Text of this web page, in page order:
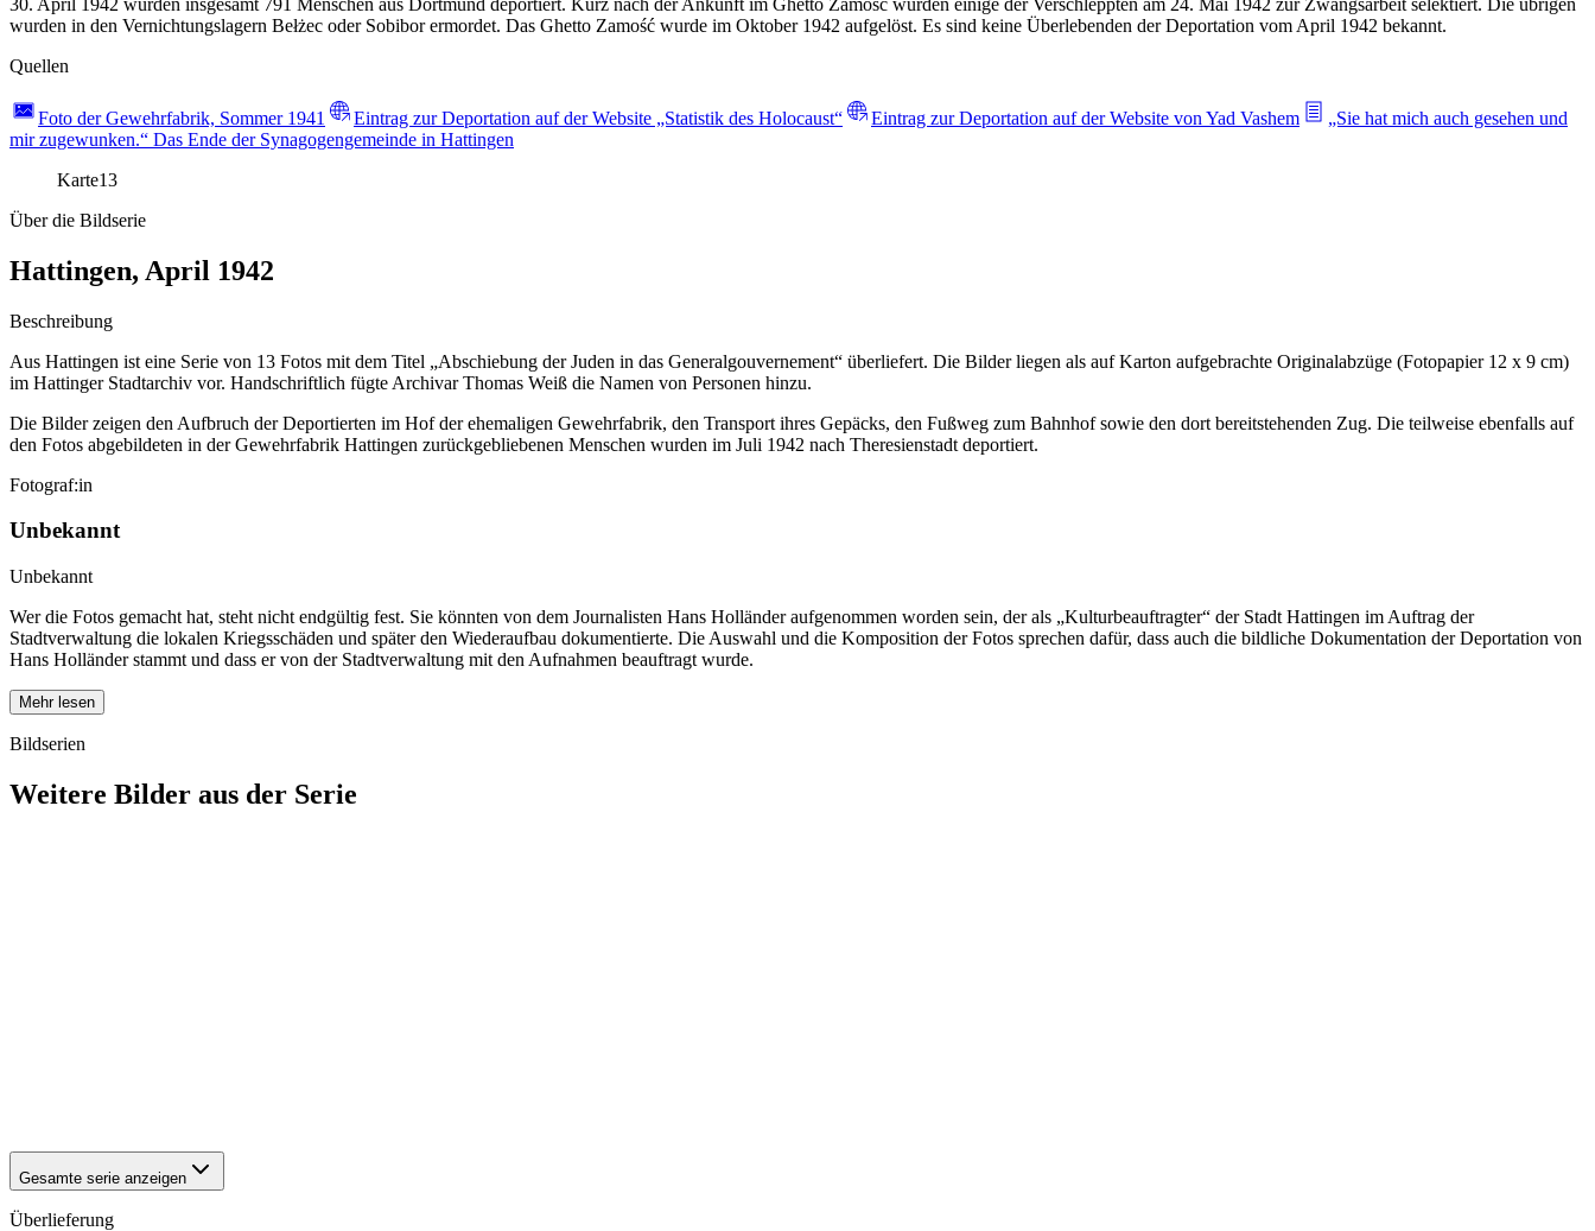
30. April 1942 wurden insgesamt 791 Menschen aus Dortmund deportiert. Kurz nach der Ankunft im Ghetto Zamość wurden einige der Verschleppten am 24. Mai 1942 zur Zwangsarbeit selektiert. Die übrigen
wurden in den Vernichtungslagern Bełżec oder Sobibor ermordet. Das Ghetto Zamość wurde im Oktober 1942 aufgelöst. Es sind keine Überlebenden der Deportation vom April 1942 bekannt.
Quellen
Foto der Gewehrfabrik, Sommer 1941 Eintrag zur Deportation auf der Website „Statistik des Holocaust“ Eintrag zur Deportation auf der Website von Yad Vashem
„Sie hat mich auch gesehen und
mir zugewunken.“ Das Ende der Synagogengemeinde in Hattingen
Karte13
Über die Bildserie
Hattingen, April 1942
Beschreibung
Aus Hattingen ist eine Serie von 13 Fotos mit dem Titel „Abschiebung der Juden in das Generalgouvernement“ überliefert. Die Bilder liegen als auf Karton aufgebrachte Originalabzüge (Fotopapier 12 x 9 cm)
im Hattinger Stadtarchiv vor. Handschriftlich fügte Archivar Thomas Weiß die Namen von Personen hinzu.
Die Bilder zeigen den Aufbruch der Deportierten im Hof der ehemaligen Gewehrfabrik, den Transport ihres Gepäcks, den Fußweg zum Bahnhof sowie den dort bereitstehenden Zug. Die teilweise ebenfalls auf
den Fotos abgebildeten in der Gewehrfabrik Hattingen zurückgebliebenen Menschen wurden im Juli 1942 nach Theresienstadt deportiert.
Fotograf:in
Unbekannt
Unbekannt
Wer die Fotos gemacht hat, steht nicht endgültig fest. Sie könnten von dem Journalisten Hans Holländer aufgenommen worden sein, der als „Kulturbeauftragter“ der Stadt Hattingen im Auftrag der
Stadtverwaltung die lokalen Kriegsschäden und später den Wiederaufbau dokumentierte. Die Auswahl und die Komposition der Fotos sprechen dafür, dass auch die bildliche Dokumentation der Deportation von
Hans Holländer stammt und dass er von der Stadtverwaltung mit den Aufnahmen beauftragt wurde.
Mehr lesen
Bildserien
Weitere Bilder aus der Serie
Gesamte serie anzeigen
Überlieferung